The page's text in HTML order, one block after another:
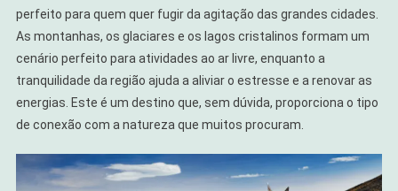
perfeito para quem quer fugir da agitação das grandes cidades.
As montanhas, os glaciares e os lagos cristalinos formam um
cenário perfeito para atividades ao ar livre, enquanto a
tranquilidade da região ajuda a aliviar o estresse e a renovar as
energias. Este é um destino que, sem dúvida, proporciona o tipo
de conexão com a natureza que muitos procuram.